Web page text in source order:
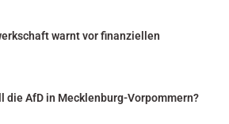
warnt vor finanziellen
die AfD in Mecklenburg-Vorpommern?